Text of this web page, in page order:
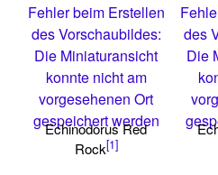
Fehler beim Erstellen
des Vorschaubildes:
Die Miniaturansicht
konnte nicht am
vorgesehenen Ort
gespeichert werden
Echinodorus Red
Rock[1]
des
Die